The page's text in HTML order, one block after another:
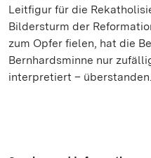
Leitfigur für die
Bildersturm der
zum Opfer fielen, hat die
Bernhardsminne nur
interpretiert – überstanden.